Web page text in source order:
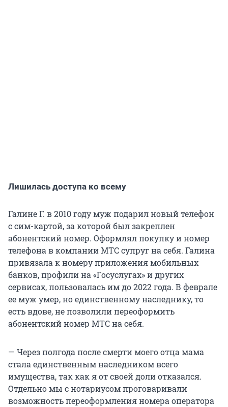
Лишилась доступа ко всему
Галине Г. в 2010 году муж подарил новый телефон
с сим-картой, за которой был закреплен
абонентский номер. Оформлял покупку и номер
телефона в компании МТС супруг на себя. Галина
привязала к номеру приложения мобильных
банков, профили на «Госуслугах» и других
сервисах, пользовалась им до 2022 года. В феврале
ее муж умер, но единственному наследнику, то
есть вдове, не позволили переоформить
абонентский номер МТС на себя.
— Через полгода после смерти моего отца мама
стала единственным наследником всего
имущества, так как я от своей доли отказался.
Отдельно мы с нотариусом проговаривали
возможность переоформления номера оператора